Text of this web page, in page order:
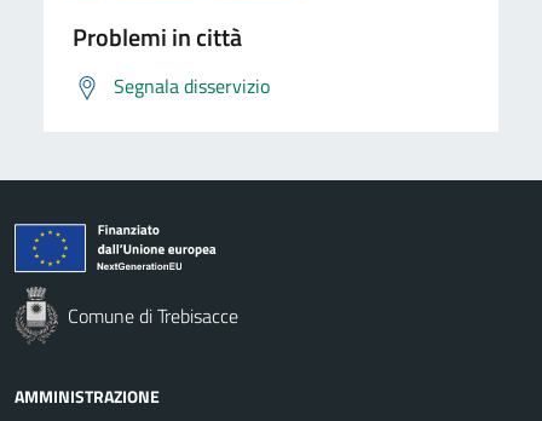
Problemi in città
Segnala disservizio
Comune di Trebisacce
AMMINISTRAZIONE